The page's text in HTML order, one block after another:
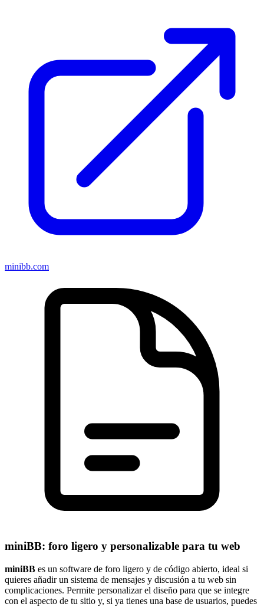
minibb.com
miniBB: foro ligero y personalizable para tu web
miniBB es un software de foro ligero y de código abierto, ideal si
quieres añadir un sistema de mensajes y discusión a tu web sin
complicaciones. Permite personalizar el diseño para que se integre
con el aspecto de tu sitio y, si ya tienes una base de usuarios, puedes